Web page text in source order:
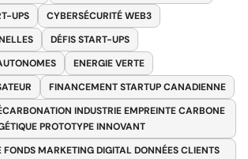
UPS
CYBERSÉCURITÉ WEB3
DÉFIS START-UPS
ENERGIE VERTE
FINANCEMENT STARTUP CANADIENNE
INDUSTRIE EMPREINTE CARBONE
PROTOTYPE INNOVANT
FONDS MARKETING DIGITAL DONNÉES CLIENTS